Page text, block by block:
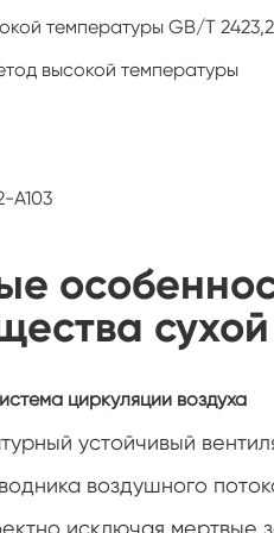
температуры GB/T 2423,2
высокой температуры
A103
циркуляции воздуха
устойчивый
воздушного
исключая мертвые